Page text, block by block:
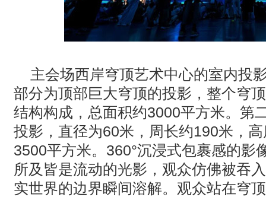
主会场西岸穹顶艺术中心的室内投
部分为顶部巨大穹顶的投影，整个穹
结构构成，总面积约3000平方米。第
投影，直径为60米，周长约190米，
3500平方米。 360°沉浸式包裹感的影
所及皆是流动的光影，观众仿佛被吞
实世界的边界瞬间溶解。观众站在穹